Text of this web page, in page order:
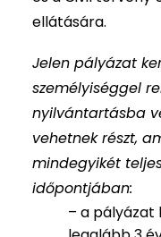
ellátására.
Jelen pályázat
személyiséggel
nyilvántartásba
vehetnek részt,
mindegyikét
időpontjában:
– a pályázat